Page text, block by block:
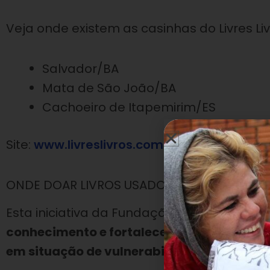
Veja onde existem as casinhas do Livres
Salvador/BA
Mata de São João/BA
Cachoeiro de Itapemirim/ES
Site: www.livreslivros.com
ONDE DOAR LIVROS USADOS #2 – Banco
Esta iniciativa da Fundação Gaúcha dos
conhecimento e fortalecer o acesso à
em situação de vulnerabilidade.